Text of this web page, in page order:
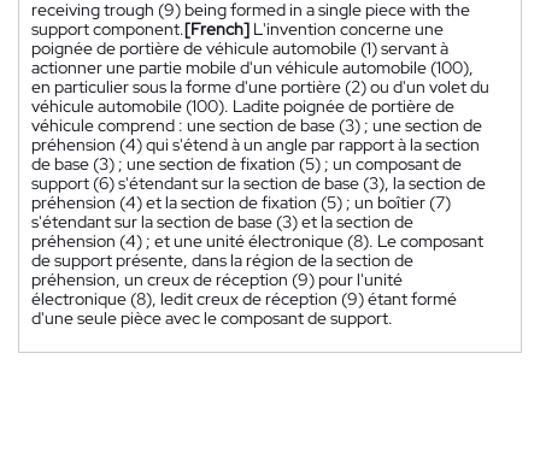
receiving trough (9) being formed in a single piece with the
support component.[French] L'invention concerne une
poignée de portière de véhicule automobile (1) servant à
actionner une partie mobile d'un véhicule automobile (100),
en particulier sous la forme d'une portière (2) ou d'un volet du
véhicule automobile (100). Ladite poignée de portière de
véhicule comprend : une section de base (3) ; une section de
préhension (4) qui s'étend à un angle par rapport à la section
de base (3) ; une section de fixation (5) ; un composant de
support (6) s'étendant sur la section de base (3), la section de
préhension (4) et la section de fixation (5) ; un boîtier (7)
s'étendant sur la section de base (3) et la section de
préhension (4) ; et une unité électronique (8). Le composant
de support présente, dans la région de la section de
préhension, un creux de réception (9) pour l'unité
électronique (8), ledit creux de réception (9) étant formé
d'une seule pièce avec le composant de support.